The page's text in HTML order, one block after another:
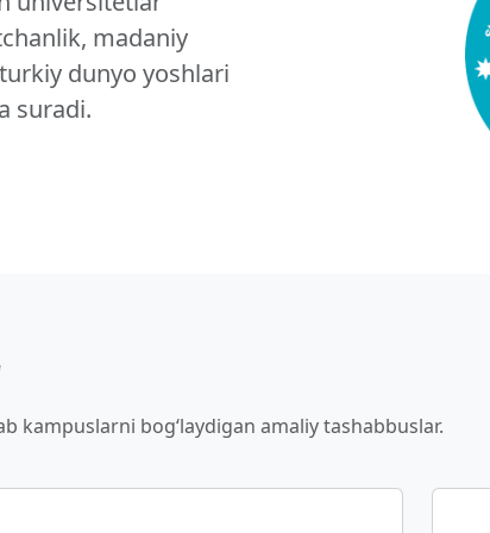
madaniy
dunyo yoshlari
suradi.
kampuslarni bogʻlaydigan amaliy tashabbuslar.